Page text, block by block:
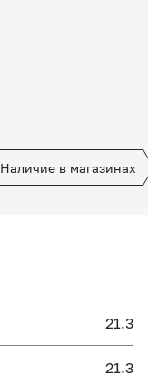
Наличие в магазинах
21.3
21.3